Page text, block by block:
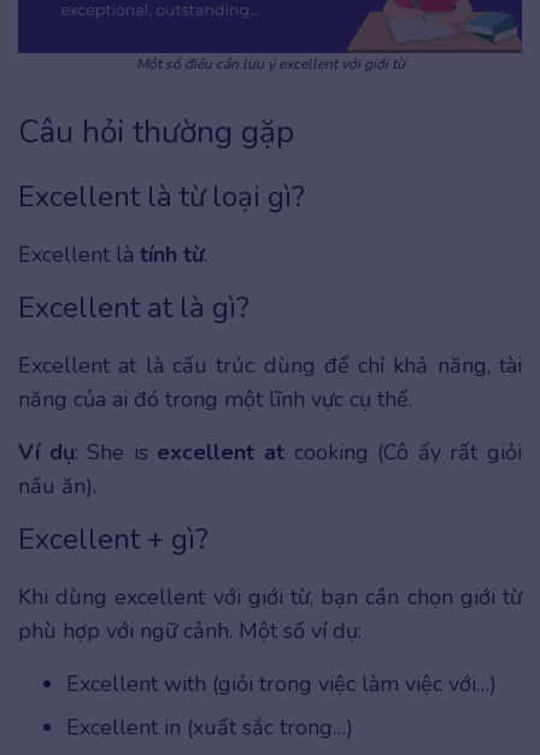
Một số điều cần lưu ý excellent với giới từ
Câu hỏi thường gặp
Excellent là từ loại gì?
Excellent là tính từ.
Excellent at là gì?
Excellent at là cấu trúc dùng để chỉ khả năng, tài
năng của ai đó trong một lĩnh vực cụ thể.
Ví dụ: She is excellent at cooking (Cô ấy rất giỏi
nấu ăn).
Excellent + gì?
Khi dùng excellent với giới từ, bạn cần chọn giới từ
phù hợp với ngữ cảnh. Một số ví dụ:
Excellent with (giỏi trong việc làm việc với…)
Excellent in (xuất sắc trong…)